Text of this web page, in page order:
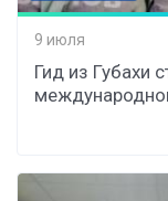
9 июля
Гид из Губахи